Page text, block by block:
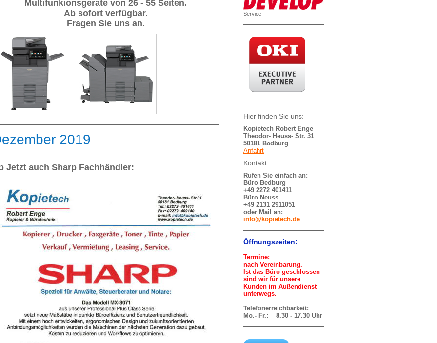
Multifunkionsgeräte von 26 - 55 Seiten.
Ab sofort verfügbar.
Fragen Sie uns an.
2019
Jetzt auch Sharp Fachhändler:
Service
Hier finden Sie uns:
Kopietech Robert Enge
Theodor- Heuss- Str. 31
50181 Bedburg
Anfahrt
Kontakt
Rufen Sie einfach an:
Büro Bedburg
+49 2272 401411
Büro Neuss
+49 2131 2911051
oder Mail an:
info@kopietech.de
Öffnungszeiten:
Termine:
nach Vereinbarung.
Ist das Büro geschlossen
sind wir für unsere
Kunden im Außendienst
unterwegs.
Telefonerreichbarkeit:
Mo.- Fr.: 8.30 - 17.30 Uhr